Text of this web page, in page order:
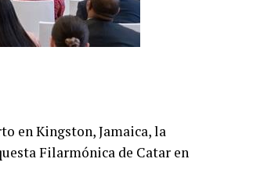
en Kingston, Jamaica, la
Filarmónica de Catar en